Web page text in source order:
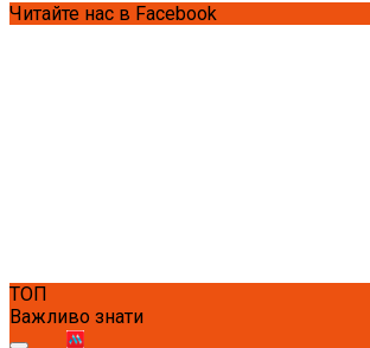
Читайте нас в Facebook
ТОП
Важливо знати